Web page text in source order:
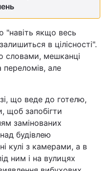
якщо весь
в цілісності".
словами, мешканці
але
що веде до готелю,
щоб запобігти
замінованих
будівлею
кулі з камерами, а в
ним і на вулицях